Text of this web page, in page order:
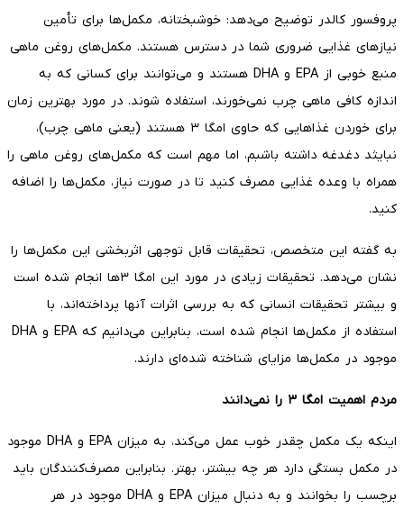
پروفسور کالدر توضیح می‌دهد: خوشبختانه، مکمل‌ها برای تأمین
نیازهای غذایی ضروری شما در دسترس هستند. مکمل‌های روغن ماهی
منبع خوبی از EPA و DHA هستند و می‌توانند برای کسانی که به
اندازه کافی ماهی چرب نمی‌خورند، استفاده شوند. در مورد بهترین زمان
برای خوردن غذاهایی که حاوی امگا ۳ هستند (یعنی ماهی چرب)،
نبایثد دغدغه داشته باشبم، اما مهم است که مکمل‌های روغن ماهی را
همراه با وعده غذایی مصرف کنید تا در صورت نیاز، مکمل‌ها را اضافه
کنید.
به گفته این متخصص، تحقیقات قابل توجهی اثربخشی این مکمل‌ها را
نشان می‌دهد. تحقیقات زیادی در مورد این امگا ۳ها انجام شده است
و بیشتر تحقیقات انسانی که به بررسی اثرات آنها پرداخته‌اند، با
استفاده از مکمل‌ها انجام شده است، بنابراین می‌دانیم که EPA و DHA
موجود در مکمل‌ها مزایای شناخته شده‌ای دارند.
مردم اهمیت امگا ۳ را نمی‌دانند
اینکه یک مکمل چقدر خوب عمل می‌کند، به میزان EPA و DHA موجود
در مکمل بستگی دارد هر چه بیشتر، بهتر. بنابراین مصرف‌کنندگان باید
برچسب را بخوانند و به دنبال میزان EPA و DHA موجود در هر